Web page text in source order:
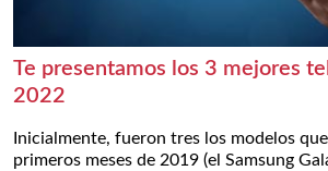
Te presentamos los 3 mejores
2022
Inicialmente, fueron tres los modelos
primeros meses de 2019 (el Samsung